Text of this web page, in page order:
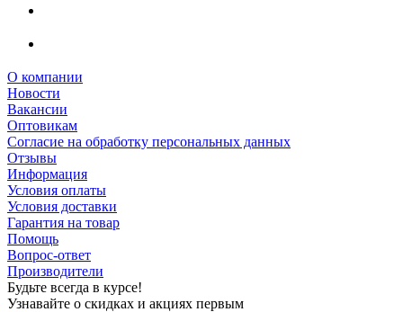
О компании
Новости
Вакансии
Оптовикам
Cогласие на обработку персональных данных
Отзывы
Информация
Условия оплаты
Условия доставки
Гарантия на товар
Помощь
Вопрос-ответ
Производители
Будьте всегда в курсе!
Узнавайте о скидках и акциях первым